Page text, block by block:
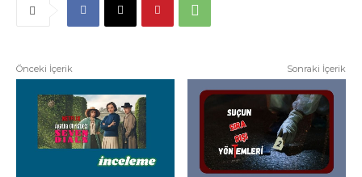
Önceki İçerik Sonraki İçerik